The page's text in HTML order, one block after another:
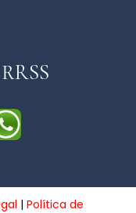
| Política de